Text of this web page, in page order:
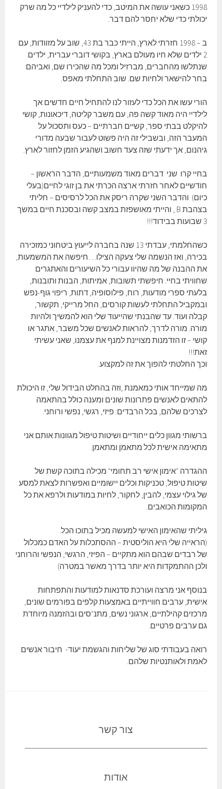
1998 כשאני עושה את המיטב, כדי להעניק לילדיי כל מה שרק
יכולתי כדי שלא יחסר להם דבר.
ב – 1998 חזרתי לארץ, הייתי כבר בת 43, שוב על מזוודות, עם
2 ילדים שלא חיו מעולם בארץ, בקושי דוברי עברית, ילדים
שנתלשו מהחברים, מברזיל ומכל מה שהכירו שם, ואביהם
בחר להישאר ולחיות שם. שוב התחלתי מאפס.
הורי עשו את הכל כדי לעזור לנו להתחיל חיים חדשים אך
לילדיי היה מאוד קשה פה, עם משבר קליטה, דיכאונות, קושי
להיקלט בבתי ספר, קשיים חברתיים – כעס ותסכול על
המעבר הזה, ובשבילי זה היה פשוט לעבור שבעה מדורי
גיהנום, אך ידעתי שזה צעד חשוב ושהגיע הזמן לחזור לארץ.
בחיי קרו שני דברים מאוד משמעותיים, הדבר הראשון –
חודשיים לאחר חזרתי ארצה הכרתי את בן זוגי לחיים(בעלי
כיום) והדבר השני שקרה ריסק את הכל לרסיסים – חליתי
בצהבת B , והייתי מאושפזת במצב קשה ובסכנת חיים במשך
כשהחלמתי, עבדתי 13 שנה בחברה לייעוץ ביטחוני כמזכירה
בכירה, ואז הנשמה שלי צעקה הצילו…חיפשה את המשמעות,
את ההבנה של מה שהיוו עבורי כל השיעורים והאתגרים
שחוויתי בחיי. חיפשתי תשובות, אמיתות, הבנות ותובנות,
בלעתי ספרי מודעות, רוח, פילוסופיה, דתות, ריפוי גוף-נפש
ובמקביל התחלתי לעשות קורסים, החל מרייקי, תקשור,
קבלה ועוד. עד שהבנתי שהייעוד שלי הוא להמשיך ולהיות
מורה. מורה לדרך, להראות לאנשים שכל משבר, אתגר או
קושי – זו הזדמנות מצויינת למנף את עצמנו, שאני עשיתי
זאת!!!
וכך החלטתי להפוך את זה למקצוע.
מה שמייחד אותי כמאמנת ,וזה בהחלט הבידול שלי, זו היכולת
להתאים לאנשים פתרונות שונים ומענה כולל בהתאמה
לצרכים שלהם, בכל הרבדים: פיזי, רגשי, נפשי ורוחני.
ברשותי מגוון כלים ייחודיים ושיטות טיפול מגוונות אותם אני
מתאימה אישית לכל מתאמן ומתאמן.
ההגדרה "אימון אישי רב תחומי" מכילה בתוכה קשת של
שיטות טיפול, טכניקות וכלים יישומיים ואפשרות לצאת למסע
של גילוי עצמי, להבין, לחקור, לחיות במודעות ולרפא את כל
המקומות הכואבים.
גיליתי שהאימון האישי למעשה מכיל בתוכו הכל.
(הראייה שלי היא הוליסטית – ההסתכלות על האדם כמכלול
של רבדים שבהם הוא מתקיים – הפיזי, הרגשי, הנפשי והרוחני
ולכן ההתמקדות היא יותר בדרך מאשר במטרה)
בנוסף אני מרצה ועורכת סדנאות למודעות והתפתחות
אישית, ערבים חווייתיים באמצעות קלפים בפורמים שונים,
מרכזים קהילתיים, ארגוני נשים, מתנ"סים ובהזמנה מיוחדת
גם ערבים פרטיים.
רואה בעבודתי סוג של שליחות והגשמת יעוד- חיבור אנשים
לאמת ולאותנטיות שלהם.
צור קשר
אודות